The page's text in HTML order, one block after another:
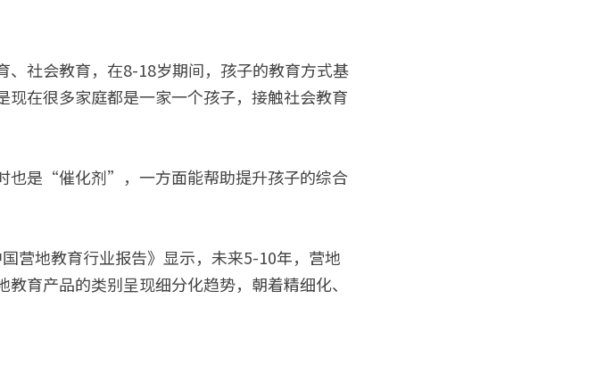
社会教育，在8-18岁期间，孩子的教育方式基
在很多家庭都是一家一个孩子，接触社会教育
也是“催化剂”，一方面能帮助提升孩子的综合
营地教育行业报告》显示，未来5-10年，营地
育产品的类别呈现细分化趋势，朝着精细化、